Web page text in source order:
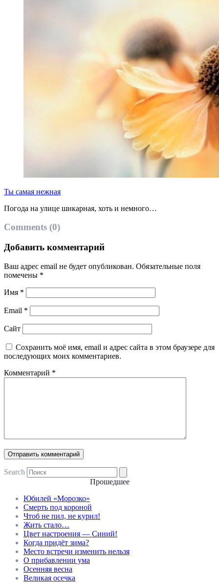
Ты самая нежная
Погода на улице шикарная, хоть и немного…
Comments (0)
Добавить комментарий
Ваш адрес email не будет опубликован. Обязательные поля
помечены *
Имя *
Email *
Сайт
Сохранить моё имя, email и адрес сайта в этом браузере для
последующих моих комментариев.
Комментарий *
Search
Прошедшее
Юбилей «Морозко»
Смерть под короной
Чтоб не пил, не курил!
Жить стало…
Цвет настроения — Синий!
Когда придёт зима?
Место встречи изменить нельзя
О прибавлении ума
Осенняя весна
Великая осечка